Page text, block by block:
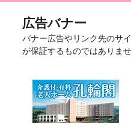
広告バナー
バナー広告やリンク先のサ
が保証するものではありませ